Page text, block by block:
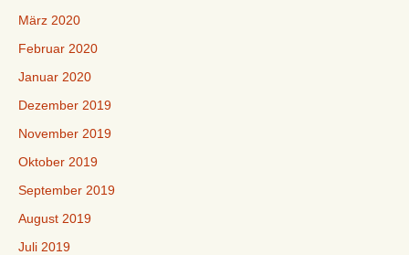
März 2020
Februar 2020
Januar 2020
Dezember 2019
November 2019
Oktober 2019
September 2019
August 2019
Juli 2019